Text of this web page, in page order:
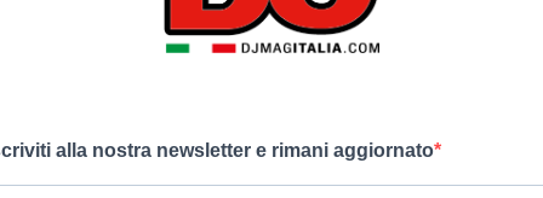
alla nostra newsletter e rimani aggiornato